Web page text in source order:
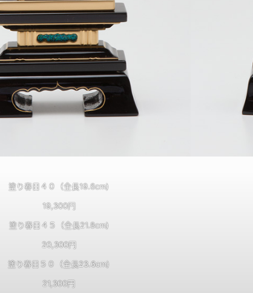
塗り春日４０（全長19.6cm)
19,300円
塗り春日４５（全長21.8cm)
20,300円
塗り春日５０（全長23.6cm)
21,300円